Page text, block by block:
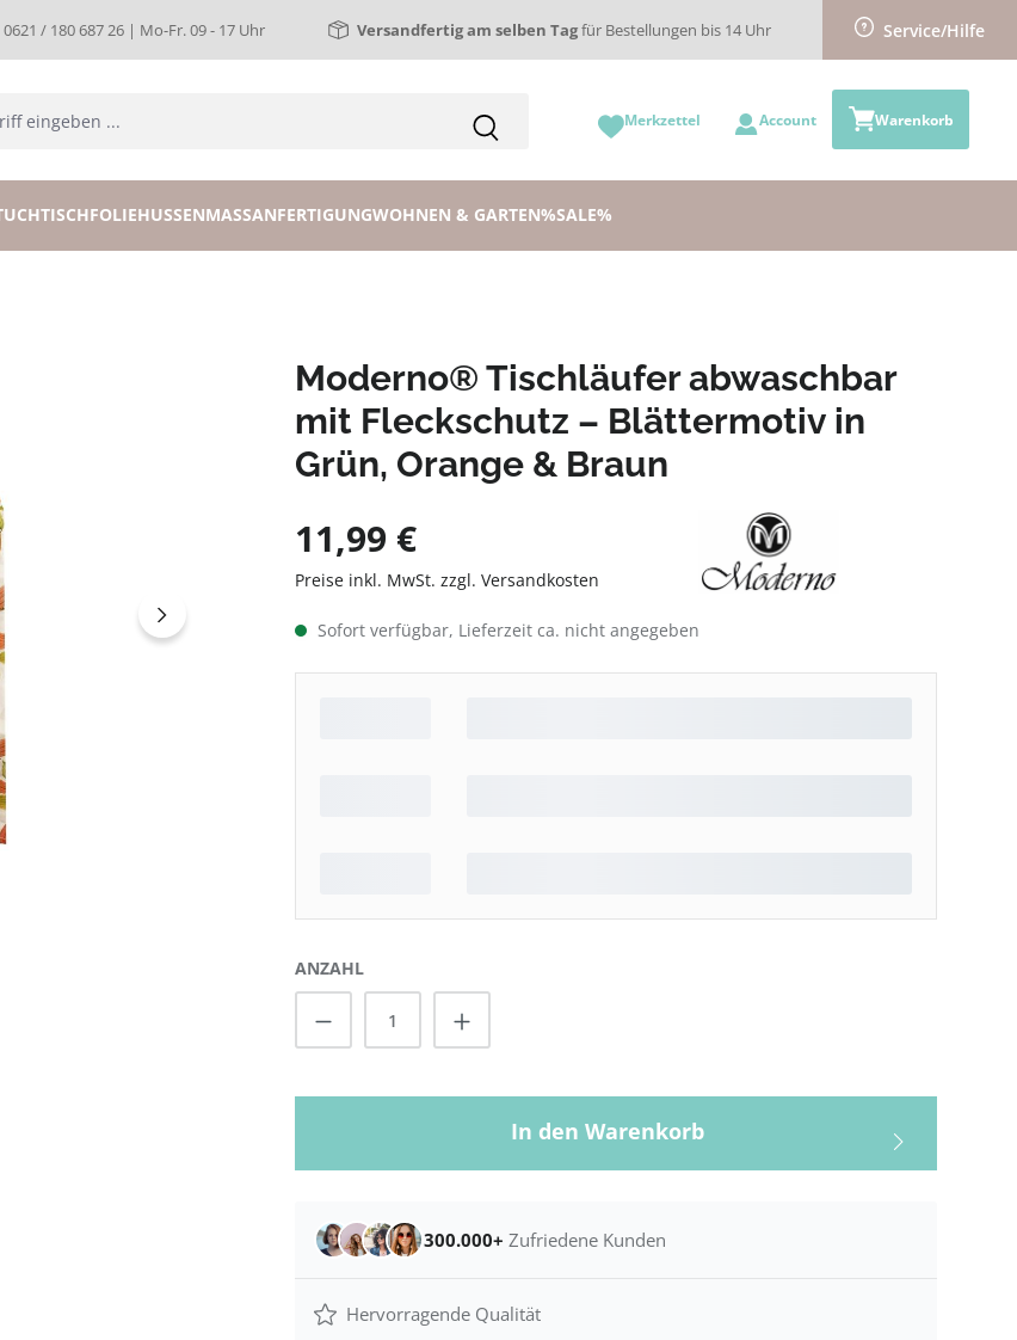
0621 / 180 687 26 | Mo-Fr. 09 - 17 Uhr Versandfertig am selben Tagfür Bestellungen bis 14 Uhr Service/Hilfe
Merkzettel Account Warenkorb
TISCHFOLIEHUSSENMASSANFERTIGUNG WOHNEN & GARTEN%SALE%
Moderno® Tischläufer abwaschbar
mit Fleckschutz – Blättermotiv in
Grün, Orange & Braun
11,99 €
Preise inkl. MwSt. zzgl. Versandkosten
Sofort verfügbar, Lieferzeit ca. nicht angegeben
ANZAHL
Produkt Anzahl: Gib den gewünschten Wert ein
In den Warenkorb
300.000+ Zufriedene Kunden
Hervorragende Qualität